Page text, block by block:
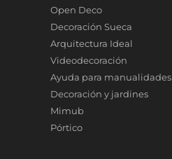
Open Deco
Decoración Sueca
Arquitectura Ideal
Videodecoración
Ayuda para manualidades
Decoración y jardines
Mimub
Pórtico